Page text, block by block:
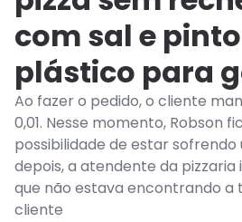
com sal e
plástico para
Ao fazer o pedido, o cliente
0,01. Nesse momento, Robson
possibilidade de estar sofrendo
depois, a atendente da pizzaria
que não estava encontrando a
cliente